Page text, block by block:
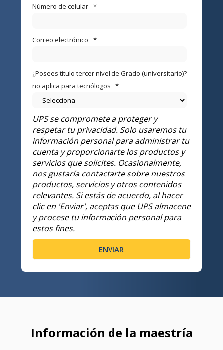
Número de celular *
Correo electrónico *
¿Posees titulo tercer nivel de Grado (universitario)?
no aplica para tecnólogos
*
UPS se compromete a proteger y
respetar tu privacidad. Solo usaremos tu
información personal para administrar tu
cuenta y proporcionarte los productos y
servicios que solicites. Ocasionalmente,
nos gustaría contactarte sobre nuestros
productos, servicios y otros contenidos
relevantes. Si estás de acuerdo, al hacer
clic en 'Enviar', aceptas que UPS almacene
y procese tu información personal para
estos fines.
Información de la maestría